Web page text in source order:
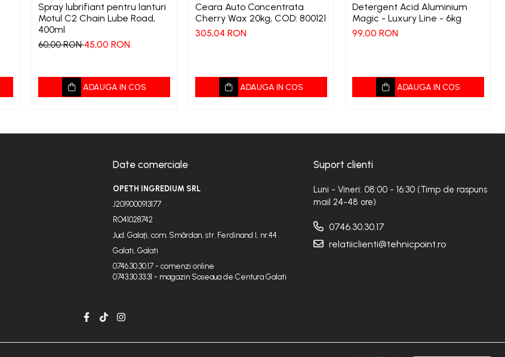
Spray lubrifiant pentru lanturi
Motul C2 Chain Lube Road,
400ml
60,00 RON45,00 RON
ADAUGA IN COS
Ceara Auto Concentrata
Cherry Wax 20kg, COD: 800121
305,04 RON
ADAUGA IN COS
Detergent Acid Aluminium
Magic - Luxury Line - 6kg
99,00 RON
ADAUGA IN COS
Date comerciale
OPETH INGREDIUM SRL
J2019000913177
RO41028742
Jud. Galaţi, com. Smârdan, str. Ferdinand I, nr.44
Galati, Galati
0746.30.30.17 - comenzi online
0743.30.33.31 - magazin Soseaua de Centura Galati
Suport clienti
Luni - Vineri: 08:00 - 16:30 (Timp de raspuns
mail 24-48 ore)
0746.30.30.17
relatiiclienti@tehnicpoint.ro